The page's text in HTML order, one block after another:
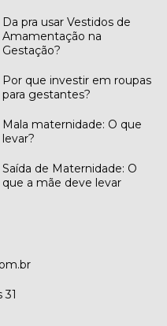
Da pra usar Vestidos de
Amamentação na
Gestação?
Por que investir em roupas
para gestantes?
Mala maternidade: O que
levar?
Saída de Maternidade: O
que a mãe deve levar